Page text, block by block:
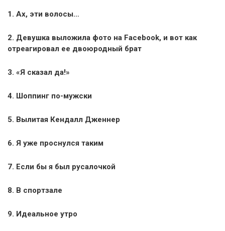
1. Ах, эти волосы…
2. Девушка выложила фото на Facebook, и вот как
отреагировал ее двоюродный брат
3. «Я сказал да!»
4. Шоппинг по-мужски
5. Вылитая Кендалл Дженнер
6. Я уже проснулся таким
7. Если бы я был русалочкой
8. В спортзале
9. Идеальное утро